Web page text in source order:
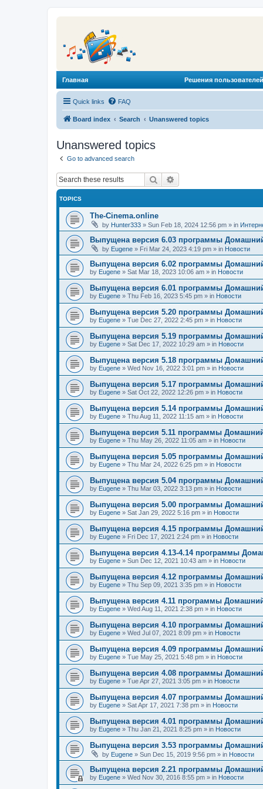
Главная Решения
Quick links FAQ
Board index Search Unanswered topics
Unanswered topics
Go to advanced search
Search
TOPICS
The-Cinema.online
by Hunter333 » Sun Feb 18, 2024 12:56 pm » in
Выпущена версия 6.03 программы
by Eugene » Fri Mar 24, 2023 4:19 pm » in Новости
Выпущена версия 6.02 программы
by Eugene » Sat Mar 18, 2023 10:06 am » in Новости
Выпущена версия 6.01 программы
by Eugene » Thu Feb 16, 2023 5:45 pm » in Новости
Выпущена версия 5.20 программы
by Eugene » Tue Dec 27, 2022 2:45 pm » in Новости
Выпущена версия 5.19 программы
by Eugene » Sat Dec 17, 2022 10:29 am » in Новости
Выпущена версия 5.18 программы
by Eugene » Wed Nov 16, 2022 3:01 pm » in Новости
Выпущена версия 5.17 программы
by Eugene » Sat Oct 22, 2022 12:26 pm » in Новости
Выпущена версия 5.14 программы
by Eugene » Thu Aug 11, 2022 11:15 am » in Новости
Выпущена версия 5.11 программы
by Eugene » Thu May 26, 2022 11:05 am » in Новости
Выпущена версия 5.05 программы
by Eugene » Thu Mar 24, 2022 6:25 pm » in Новости
Выпущена версия 5.04 программы
by Eugene » Thu Mar 03, 2022 3:13 pm » in Новости
Выпущена версия 5.00 программы
by Eugene » Sat Jan 29, 2022 5:16 pm » in Новости
Выпущена версия 4.15 программы
by Eugene » Fri Dec 17, 2021 2:24 pm » in Новости
Выпущена версия 4.13-4.14 программы
by Eugene » Sun Dec 12, 2021 10:43 am » in Новости
Выпущена версия 4.12 программы
by Eugene » Thu Sep 09, 2021 3:35 pm » in Новости
Выпущена версия 4.11 программы
by Eugene » Wed Aug 11, 2021 2:38 pm » in Новости
Выпущена версия 4.10 программы
by Eugene » Wed Jul 07, 2021 8:09 pm » in Новости
Выпущена версия 4.09 программы
by Eugene » Tue May 25, 2021 5:48 pm » in Новости
Выпущена версия 4.08 программы
by Eugene » Tue Apr 27, 2021 3:05 pm » in Новости
Выпущена версия 4.07 программы
by Eugene » Sat Apr 17, 2021 7:38 pm » in Новости
Выпущена версия 4.01 программы
by Eugene » Thu Jan 21, 2021 8:25 pm » in Новости
Выпущена версия 3.53 программы
by Eugene » Sun Dec 15, 2019 9:56 pm » in Новости
Выпущена версия 2.21 программы
by Eugene » Wed Nov 30, 2016 8:55 pm » in Новости